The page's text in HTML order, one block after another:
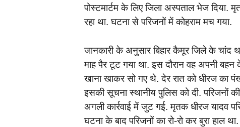
पोस्टमार्टम के लिए जिला अस्पताल भेज
रहा था. घटना से परिजनों में कोहराम मच गया.
जानकारी के अनुसार बिहार कैमूर जिले के चांद
माह पैर टूट गया था. इस दौरान वह अपनी
खाना खाकर सो गए थे. देर रात को धीरज का
इसकी सूचना स्थानीय पुलिस को दी.
अगली कार्रवाई में जुट गई. मृतक धीरज यादव
घटना के बाद परिजनों का रो-रो कर बुरा हाल था.